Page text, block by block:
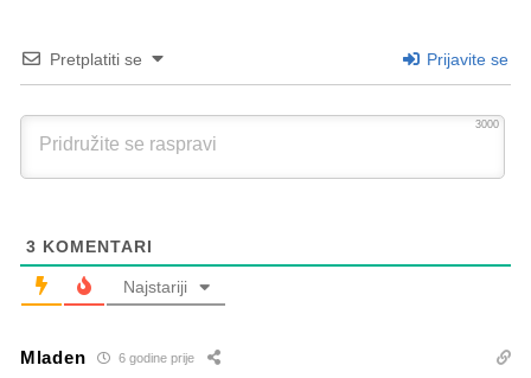
Pretplatiti se Prijavite se
3000
3 KOMENTARI
Najstariji
Mladen 6 godine prije